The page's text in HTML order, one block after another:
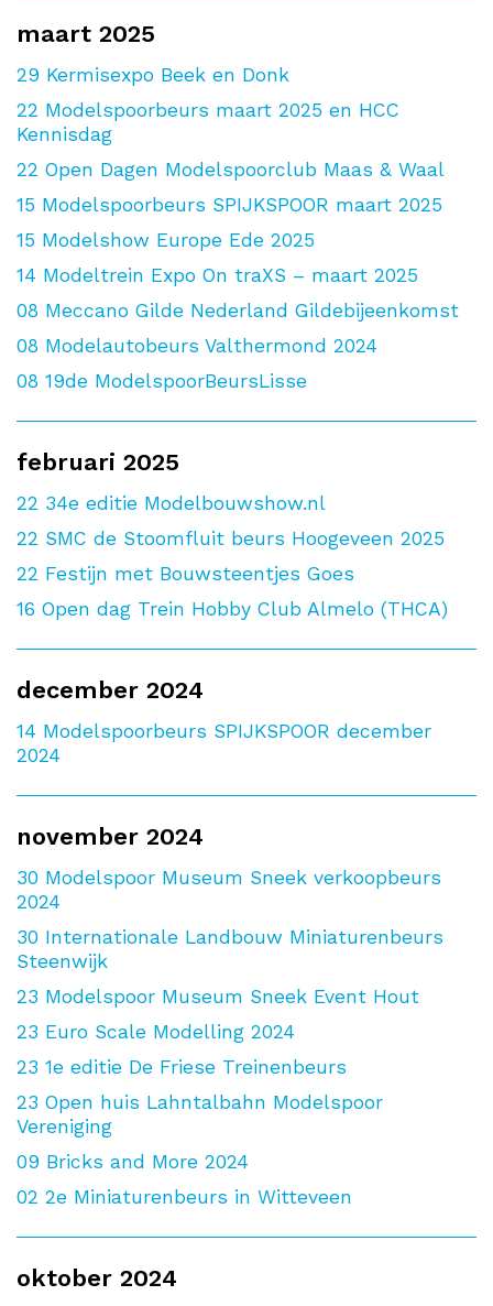
maart 2025
29 Kermisexpo Beek en Donk
22 Modelspoorbeurs maart 2025 en HCC
Kennisdag
22 Open Dagen Modelspoorclub Maas & Waal
15 Modelspoorbeurs SPIJKSPOOR maart 2025
15 Modelshow Europe Ede 2025
14 Modeltrein Expo On traXS – maart 2025
08 Meccano Gilde Nederland Gildebijeenkomst
08 Modelautobeurs Valthermond 2024
08 19de ModelspoorBeursLisse
februari 2025
22 34e editie Modelbouwshow.nl
22 SMC de Stoomfluit beurs Hoogeveen 2025
22 Festijn met Bouwsteentjes Goes
16 Open dag Trein Hobby Club Almelo (THCA)
december 2024
14 Modelspoorbeurs SPIJKSPOOR december
2024
november 2024
30 Modelspoor Museum Sneek verkoopbeurs
2024
30 Internationale Landbouw Miniaturenbeurs
Steenwijk
23 Modelspoor Museum Sneek Event Hout
23 Euro Scale Modelling 2024
23 1e editie De Friese Treinenbeurs
23 Open huis Lahntalbahn Modelspoor
Vereniging
09 Bricks and More 2024
02 2e Miniaturenbeurs in Witteveen
oktober 2024